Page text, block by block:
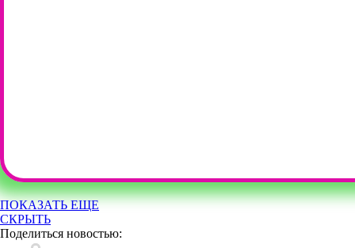
ПОКАЗАТЬ ЕЩЕ
СКРЫТЬ
Поделиться новостью: